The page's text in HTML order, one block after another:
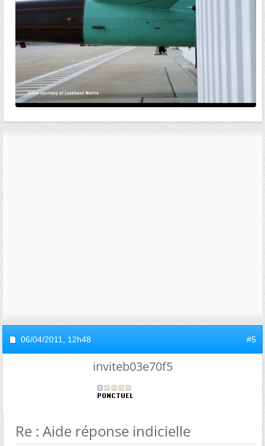
06/04/2011, 12h48 #5
inviteb03e70f5
Re : Aide réponse indicielle